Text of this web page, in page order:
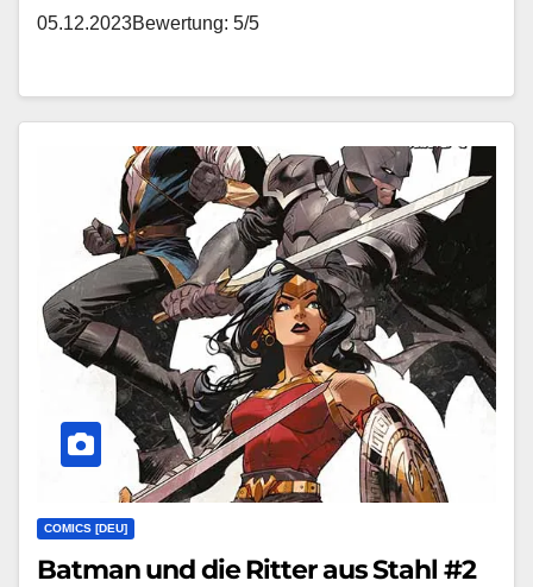
05.12.2023Bewertung: 5/5
COMICS [DEU]
Batman und die Ritter aus Stahl #2